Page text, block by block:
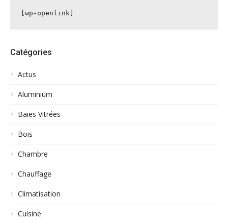
[wp-openlink]
Catégories
Actus
Aluminium
Baies Vitrées
Bois
Chambre
Chauffage
Climatisation
Cuisine